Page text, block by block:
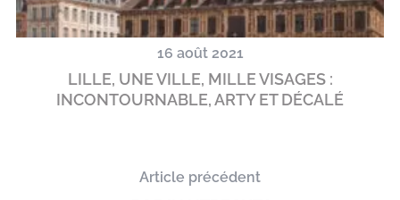
16 août 2021
LILLE, UNE VILLE, MILLE VISAGES :
INCONTOURNABLE, ARTY ET DÉCALÉ
Article précédent